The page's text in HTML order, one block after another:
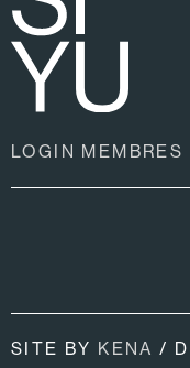
LOGIN MEMBRES
SITE BY KENA /